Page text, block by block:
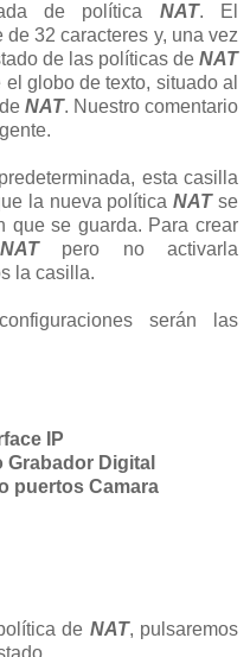
de política NAT. El
de 32 caracteres y, una vez
de las políticas de NAT
globo de texto, situado al
NAT. Nuestro comentario
esta casilla
la nueva políticaNATse
que se guarda. Para crear
NAT pero no activarla
la casilla.
serán las
IP
Digital
puertos Camara
de NAT, pulsaremos